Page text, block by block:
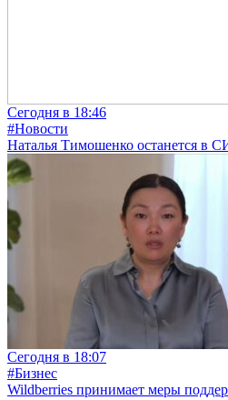
Сегодня в 18:46
#Новости
Наталья Тимошенко останется в
Сегодня в 18:07
#Бизнес
Wildberries принимает меры